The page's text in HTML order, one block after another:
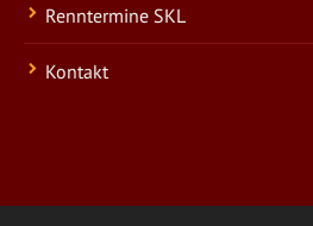
Renntermine SKL
Kontakt